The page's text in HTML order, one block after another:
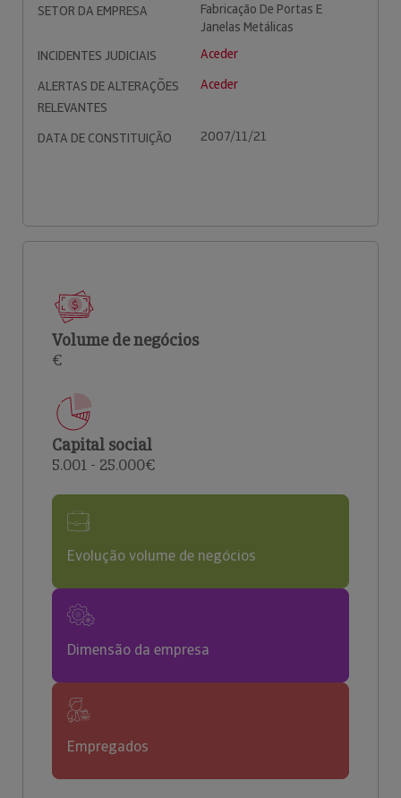
SETOR DA EMPRESA
Fabricação De Portas E
Janelas Metálicas
INCIDENTES JUDICIAIS
Aceder
ALERTAS DE ALTERAÇÕES
RELEVANTES
Aceder
DATA DE CONSTITUIÇÃO 2007/11/21
Volume de negócios
€
Capital social
5.001 - 25.000€
Evolução volume de negócios
Dimensão da empresa
Empregados